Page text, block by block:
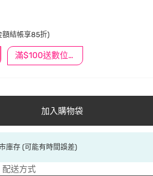
滿$100送數位印花
額結帳享85折)
加入購物袋
庫存 (可能有時間誤差)
配送方式